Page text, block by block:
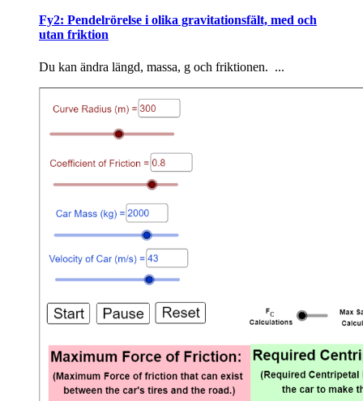
Fy2: Pendelrörelse i olika gravitationsfält, med och
utan friktion
Du kan ändra längd, massa, g och friktionen. ...